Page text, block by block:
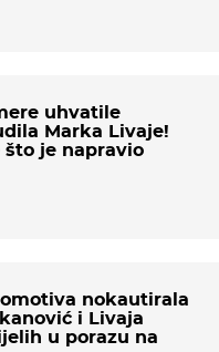
uhvatile
Marka Livaje!
što je napravio
nokautirala
i Livaja
u porazu na